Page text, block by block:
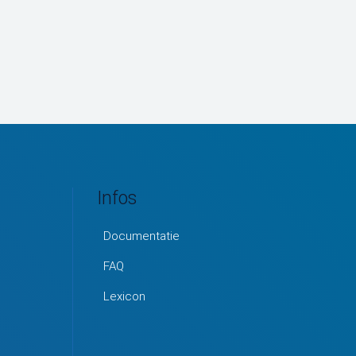
Infos
Documentatie
FAQ
Lexicon